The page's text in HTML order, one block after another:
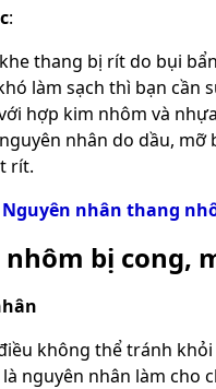
:
thang bị rít do bụi
làm sạch thì bạn cần
hợp kim nhôm và
nhân do dầu,
rít.
Nguyên nhân thang
nhôm bị cong,
không thể tránh
nguyên nhân làm cho